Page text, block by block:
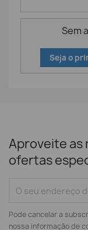
Sem
Seja o
Aproveite as
ofertas
Pode cancelar a
nossa informação de